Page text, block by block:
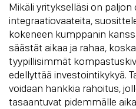
Mikäli yritykselläsi on
integraatiovaateita,
kokeneen kumppanin
säästät aikaa ja rahaa,
tyypillisimmät
edellyttää investointikykyä.
voidaan hankkia rahoitus,
tasaantuvat pidemmälle